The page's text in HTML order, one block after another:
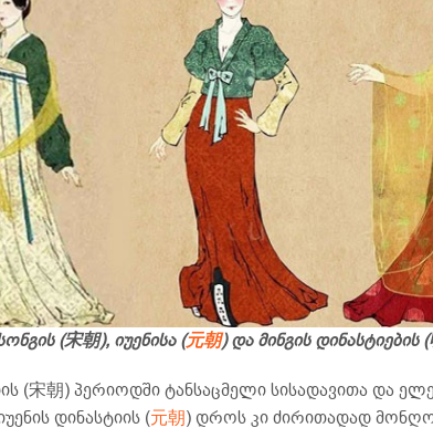
(宋朝), იუენისა (元朝) და მინგის დინასტიების (
(宋朝) პერიოდში ტანსაცმელი სისადავითა და
დინასტიის (元朝) დროს კი ძირითადად